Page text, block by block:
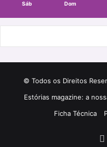
Sáb Dom
© Todos os Direitos
Estórias magazine: a
Ficha Técnica